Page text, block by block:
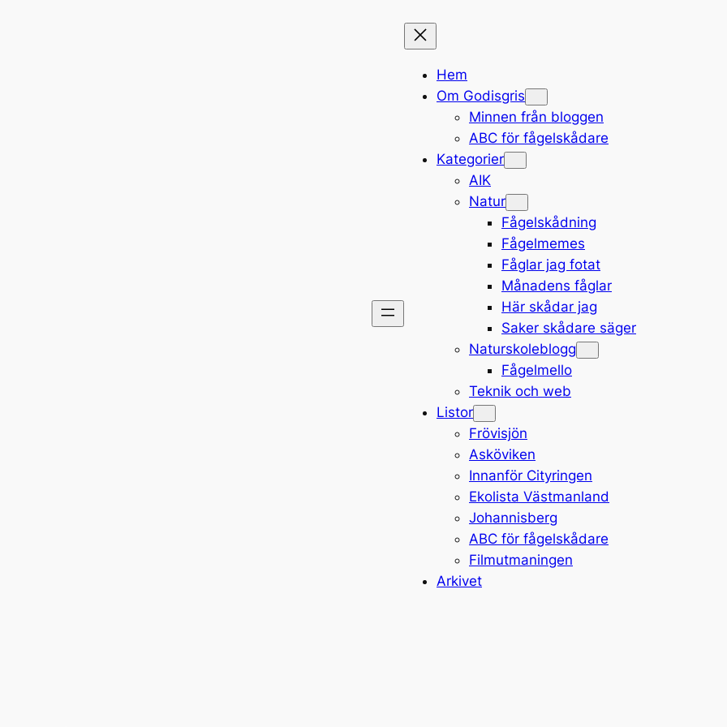
Hem
Om Godisgris
Minnen från bloggen
ABC för fågelskådare
Kategorier
AIK
Natur
Fågelskådning
Fågelmemes
Fåglar jag fotat
Månadens fåglar
Här skådar jag
Saker skådare säger
Naturskoleblogg
Fågelmello
Teknik och web
Listor
Frövisjön
Asköviken
Innanför Cityringen
Ekolista Västmanland
Johannisberg
ABC för fågelskådare
Filmutmaningen
Arkivet